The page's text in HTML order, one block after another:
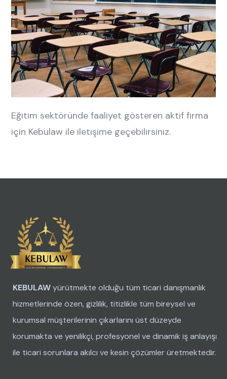
Eğitim sektöründe faaliyet gösteren aktif firma
için Kebulaw ile iletişime geçebilirsiniz.
KEBULAWyürütmekte olduğu tüm ticari danışmanlık
hizmetlerinde özen, gizlilik, titizlikle tüm bireysel ve
kurumsal müşterilerinin çıkarlarını üst düzeyde
korumakta ve yenilikçi, profesyonel ve dinamik iş anlayışı
ile ticari sorunlara akılcı ve kesin çözümler üretmektedir.